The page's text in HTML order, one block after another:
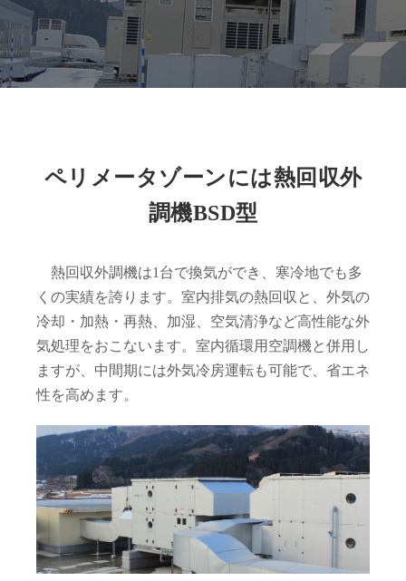
ペリメータゾーンには熱回収外
調機BSD型
熱回収外調機は1台で換気ができ、寒冷地でも多
くの実績を誇ります。室内排気の熱回収と、外気の
冷却・加熱・再熱、加湿、空気清浄など高性能な外
気処理をおこないます。室内循環用空調機と併用し
ますが、中間期には外気冷房運転も可能で、省エネ
性を高めます。